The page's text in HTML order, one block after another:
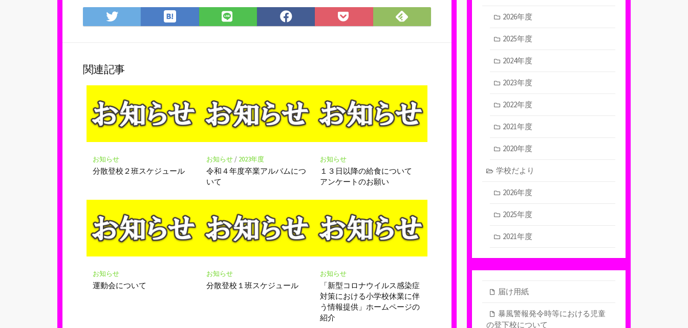
Twitter
で
ア
は
て
マ
ー
ク
に
保
LINE
で
Facebook
で
Pocket
に
Feedly
で
関連記事
お知らせ
分散登校２班スケジュール
お知らせ/ 2023年度
令和４年度卒業アルバムにつ
いて
お知らせ
１３日以降の給食について
アンケートのお願い
お知らせ
運動会について
お知らせ
分散登校１班スケジュール
お知らせ
「新型コロナウイルス感染症
対策における小学校休業に伴
う情報提供」ホームページの
紹介
2026年度
2025年度
2024年度
2023年度
2022年度
2021年度
2020年度
学校だより
2026年度
2025年度
2021年度
届け用紙
暴風警報発令時等における児童
の登下校について